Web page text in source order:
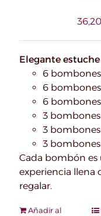
Elegante
6
6
6
3
3
3
Cada bombón es
experiencia llena
regalar.
Añadir al